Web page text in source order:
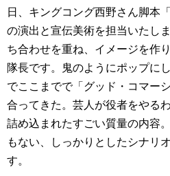
日、キングコング西野さん脚本
の演出と宣伝美術を担当いたし
ち合わせを重ね、イメージを作
隊長です。鬼のようにポップに
でここまでで「グッド・コマー
合ってきた。芸人が役者をやる
詰め込まれたすごい質量の内容
もない、しっかりとしたシナリ
す。